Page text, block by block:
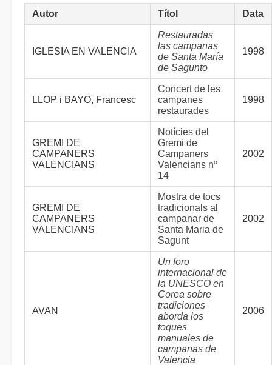
Autor Títol Data
IGLESIA EN VALENCIA
Restauradas
las campanas
de Santa María
de Sagunto
1998
LLOP i BAYO, Francesc
Concert de les
campanes
restaurades
1998
GREMI DE
CAMPANERS
VALENCIANS
Notícies del
Gremi de
Campaners
Valencians nº
14
2002
GREMI DE
CAMPANERS
VALENCIANS
Mostra de tocs
tradicionals al
campanar de
Santa Maria de
Sagunt
2002
AVAN
Un foro
internacional de
la UNESCO en
Corea sobre
tradiciones
aborda los
toques
manuales de
campanas de
Valencia
2006